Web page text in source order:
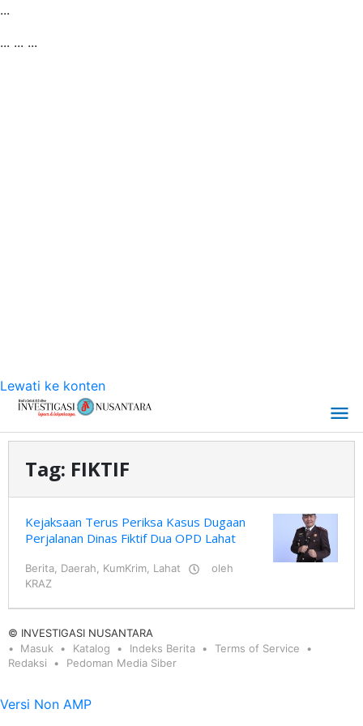
...
... ... ...
Lewati ke konten
Tag: FIKTIF
Kejaksaan Terus Periksa Kasus Dugaan
Perjalanan Dinas Fiktif Dua OPD Lahat
Berita Daerah KumKrim Lahat
oleh
KRAZ
© INVESTIGASI NUSANTARA
Masuk
Katalog Indeks Berita
Terms of Service
Redaksi
Pedoman Media Siber
Versi Non AMP